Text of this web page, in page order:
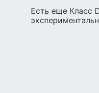
Есть еще Класс